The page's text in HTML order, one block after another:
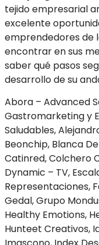
tejido empresarial
excelente
emprendedores de
encontrar en sus
saber qué pasos
desarrollo de su
Abora – Advanced
Gastromarketing y
Saludables,
Beonchip, Blanca
Catinred, Colchero
Dynamic – TV,
Representaciones,
Gedal, Grupo
Healthy Emotions,
Hunteet Creativos,